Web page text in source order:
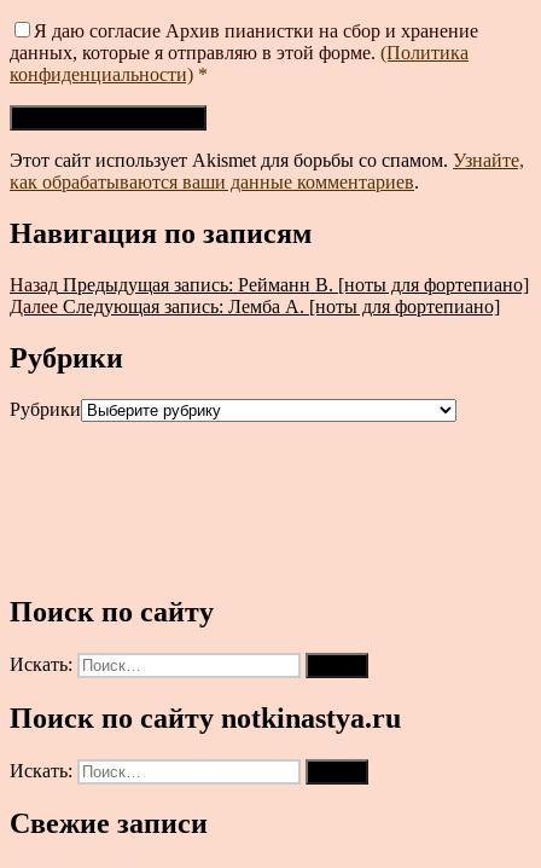
Я даю согласие Архив пианистки на сбор и хранение
данных, которые я отправляю в этой форме. (Политика
конфиденциальности) *
Этот сайт использует Akismet для борьбы со спамом. Узнайте,
как обрабатываются ваши данные комментариев.
Навигация по записям
Назад Предыдущая запись: Рейманн В. [ноты для фортепиано]
Далее Следующая запись: Лемба А. [ноты для фортепиано]
Рубрики
Рубрики
Поиск по сайту
Искать:
Поиск по сайту notkinastya.ru
Искать:
Свежие записи